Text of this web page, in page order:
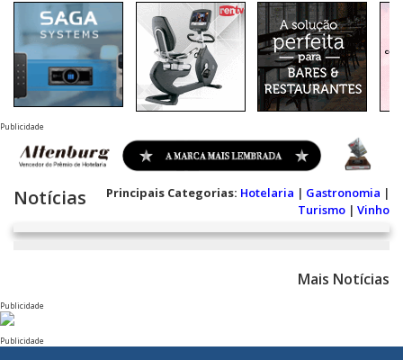
Publicidade
Notícias Principais Categorias: Hotelaria | Gastronomia |
Turismo | Vinho
Mais Notícias
Publicidade
Publicidade